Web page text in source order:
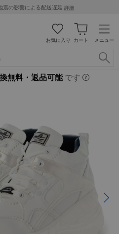
震の影響による配送遅延 詳細
メニュー
カート
お気に入り
無料・返品可能です